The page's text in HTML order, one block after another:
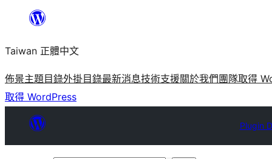
主
要
內
容
Taiwan 正體中文
佈景主題目錄外掛目錄最新消息技術支援關於我們 團隊取得
取得 WordPress
Plugin